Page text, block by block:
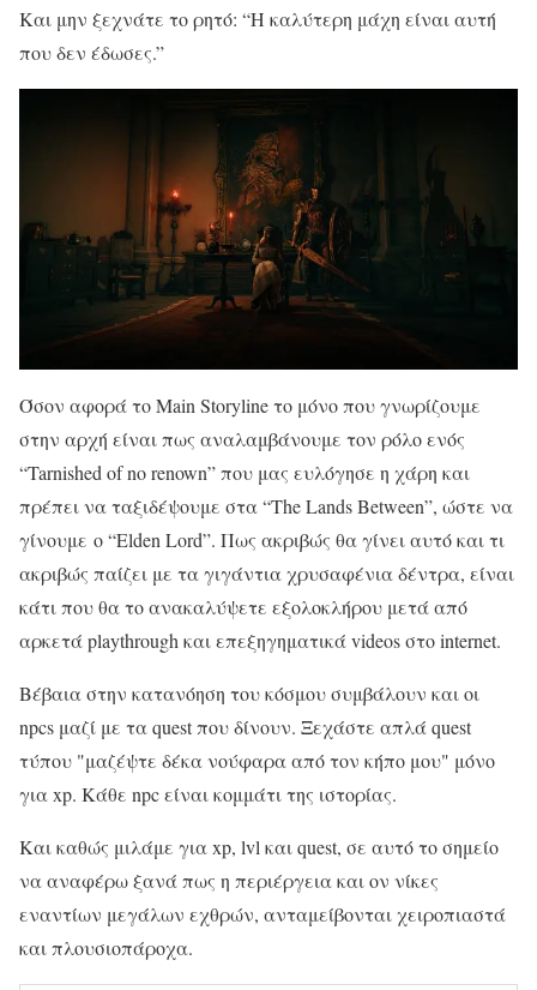
Και μην ξεχνάτε το ρητό: “Η καλύτερη μάχη είναι αυτή
που δεν έδωσες.”
Όσον αφορά το Main Storyline το μόνο που γνωρίζουμε
στην αρχή είναι πως αναλαμβάνουμε τον ρόλο ενός
“Tarnished of no renown” που μας ευλόγησε η χάρη και
πρέπει να ταξιδέψουμε στα “The Lands Between”, ώστε να
γίνουμε ο “Elden Lord”. Πως ακριβώς θα γίνει αυτό και τι
ακριβώς παίζει με τα γιγάντια χρυσαφένια δέντρα, είναι
κάτι που θα το ανακαλύψετε εξολοκλήρου μετά από
αρκετά playthrough και επεξηγηματικά videos στο internet.
Βέβαια στην κατανόηση του κόσμου συμβάλουν και οι
npcs μαζί με τα quest που δίνουν. Ξεχάστε απλά quest
τύπου "μαζέψτε δέκα νούφαρα από τον κήπο μου" μόνο
για xp. Κάθε npc είναι κομμάτι της ιστορίας.
Και καθώς μιλάμε για xp, lvl και quest, σε αυτό το σημείο
να αναφέρω ξανά πως η περιέργεια και ον νίκες
εναντίων μεγάλων εχθρών, ανταμείβονται χειροπιαστά
και πλουσιοπάροχα.